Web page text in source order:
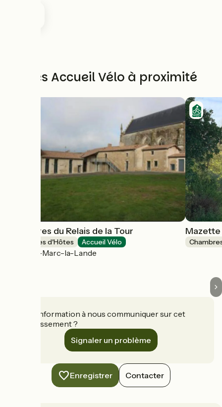
Autres Accueil Vélo à proximité
Chambres du Relais de la Tour
Chambres d'Hôtes Accueil Vélo
Saint-Marc-la-Lande
Mazette
Une information à nous communiquer sur cet
établissement ?
Signaler un problème
Enregistrer Contacter